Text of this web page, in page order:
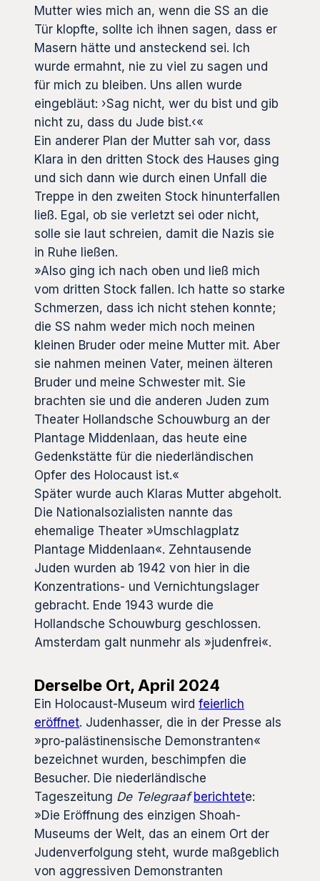
Mutter wies mich an, wenn die SS an die
Tür klopfte, sollte ich ihnen sagen, dass er
Masern hätte und ansteckend sei. Ich
wurde ermahnt, nie zu viel zu sagen und
für mich zu bleiben. Uns allen wurde
eingebläut: ›Sag nicht, wer du bist und gib
nicht zu, dass du Jude bist.‹«
Ein anderer Plan der Mutter sah vor, dass
Klara in den dritten Stock des Hauses ging
und sich dann wie durch einen Unfall die
Treppe in den zweiten Stock hinunterfallen
ließ. Egal, ob sie verletzt sei oder nicht,
solle sie laut schreien, damit die Nazis sie
in Ruhe ließen.
»Also ging ich nach oben und ließ mich
vom dritten Stock fallen. Ich hatte so starke
Schmerzen, dass ich nicht stehen konnte;
die SS nahm weder mich noch meinen
kleinen Bruder oder meine Mutter mit. Aber
sie nahmen meinen Vater, meinen älteren
Bruder und meine Schwester mit. Sie
brachten sie und die anderen Juden zum
Theater Hollandsche Schouwburg an der
Plantage Middenlaan, das heute eine
Gedenkstätte für die niederländischen
Opfer des Holocaust ist.«
Später wurde auch Klaras Mutter abgeholt.
Die Nationalsozialisten nannte das
ehemalige Theater »Umschlagplatz
Plantage Middenlaan«. Zehntausende
Juden wurden ab 1942 von hier in die
Konzentrations- und Vernichtungslager
gebracht. Ende 1943 wurde die
Hollandsche Schouwburg geschlossen.
Amsterdam galt nunmehr als »judenfrei«.
Derselbe Ort, April 2024
Ein Holocaust-Museum wird feierlich
eröffnet. Judenhasser, die in der Presse als
»pro-palästinensische Demonstranten«
bezeichnet wurden, beschimpfen die
Besucher. Die niederländische
Tageszeitung De Telegraaf berichtete:
»Die Eröffnung des einzigen Shoah-
Museums der Welt, das an einem Ort der
Judenverfolgung steht, wurde maßgeblich
von aggressiven Demonstranten